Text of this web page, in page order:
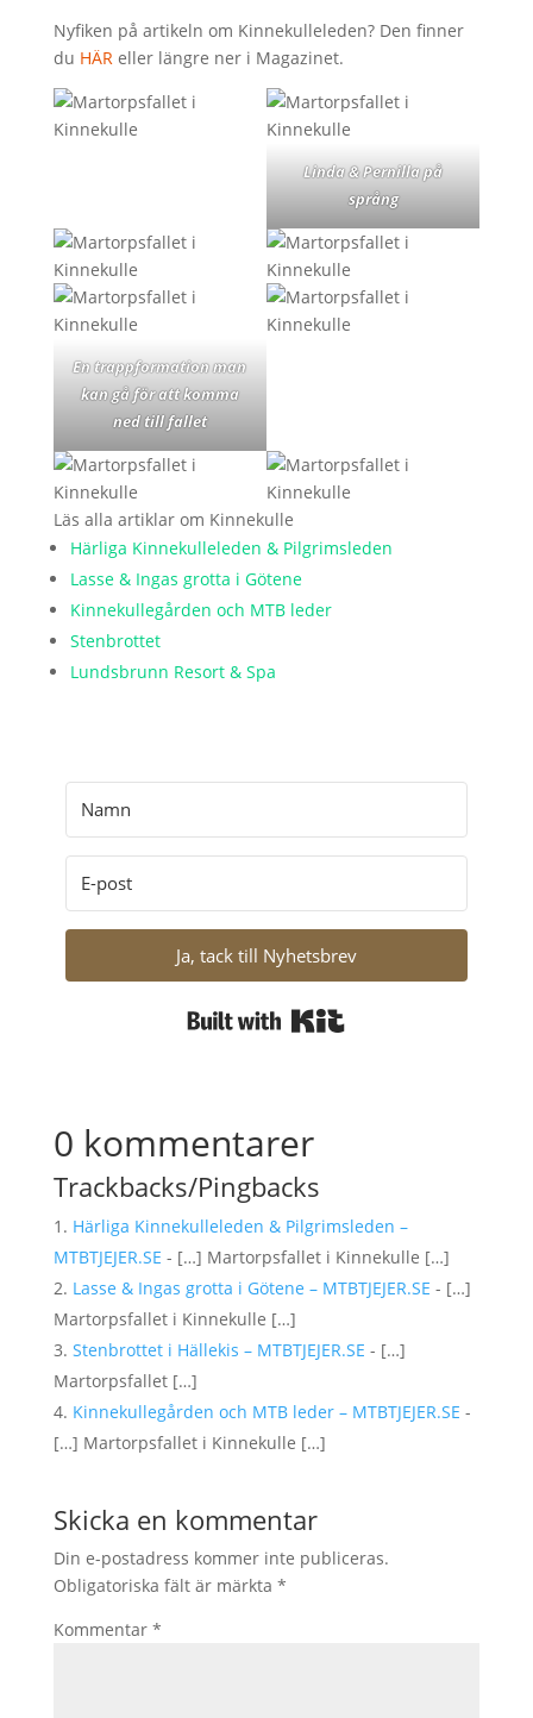
Nyfiken på artikeln om Kinnekulleleden? Den finner
du HÄR eller längre ner i Magazinet.
Linda & Pernilla på
språng
En trappformation man
kan gå för att komma
ned till fallet
Läs alla artiklar om Kinnekulle
Härliga Kinnekulleleden & Pilgrimsleden
Lasse & Ingas grotta i Götene
Kinnekullegården och MTB leder
Stenbrottet
Lundsbrunn Resort & Spa
Ja, tack till Nyhetsbrev
0 kommentarer
Trackbacks/Pingbacks
Härliga Kinnekulleleden & Pilgrimsleden –
MTBTJEJER.SE - […] Martorpsfallet i Kinnekulle […]
Lasse & Ingas grotta i Götene – MTBTJEJER.SE - […]
Martorpsfallet i Kinnekulle […]
Stenbrottet i Hällekis – MTBTJEJER.SE - […]
Martorpsfallet […]
Kinnekullegården och MTB leder – MTBTJEJER.SE -
[…] Martorpsfallet i Kinnekulle […]
Skicka en kommentar
Din e-postadress kommer inte publiceras.
Obligatoriska fält är märkta *
Kommentar *